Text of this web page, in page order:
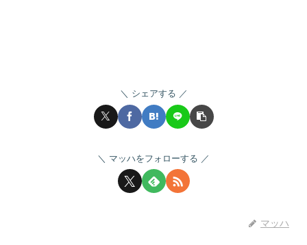
シェアする
マッハをフォローする
マッハ